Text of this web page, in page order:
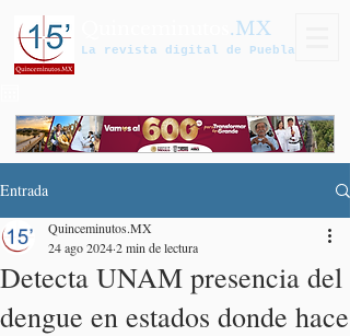
.MX
La revista digital de Puebla
Entrada
Detecta UNAM presencia del
dengue en estados donde hace
Quinceminutos.MX
24 ago 20242 min de lectura